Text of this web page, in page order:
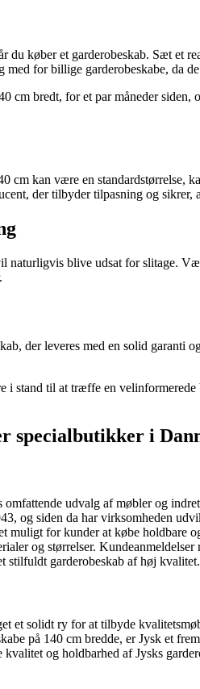
du køber et garderobeskab. Sæt et
for billige garderobeskabe, da
cm bredt, for et par måneder
cm kan være en
der tilbyder tilpasning og
naturligvis blive udsat for slitage.
der leveres med en solid garanti
i stand til at træffe en
specialbutikker i
udvalg af møbler og
og siden da har virksomheden
muligt for kunder at købe holdbare
og størrelser.
stilfuldt garderobeskab af høj kvalitet.
et solidt ry for at tilbyde
på 140 cm bredde, er Jysk et
og holdbarhed af Jysks